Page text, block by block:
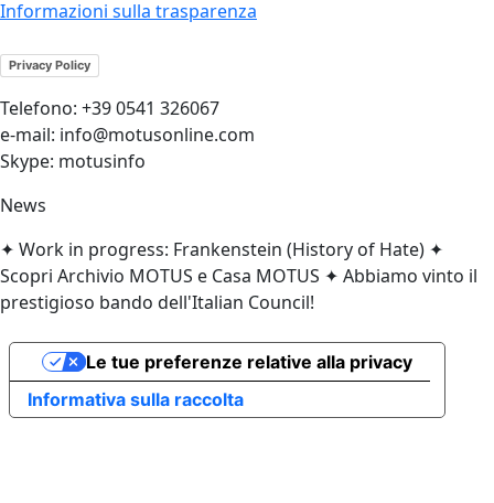
Informazioni sulla trasparenza
Privacy Policy
Telefono: +39 0541 326067
e-mail: info@motusonline.com
Skype: motusinfo
News
✦ Work in progress: Frankenstein (History of Hate) ✦
Scopri Archivio MOTUS e Casa MOTUS ✦ Abbiamo vinto il
prestigioso bando dell'Italian Council!
Informativa sulla raccolta
Le tue preferenze relative alla privacy